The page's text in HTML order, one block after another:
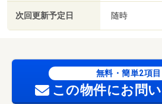
次回更新予定日 随時
無料・簡単2項目
この物件にお問